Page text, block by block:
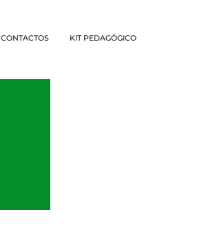
CONTACTOS KIT PEDAGÓGICO